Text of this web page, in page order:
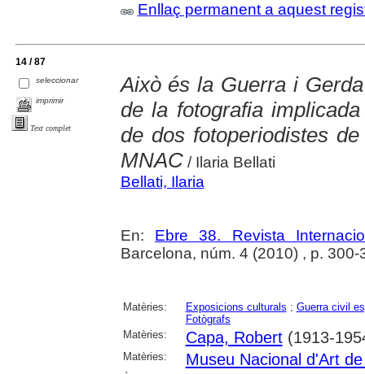
Enllaç permanent a aquest
14 / 87
seleccionar
imprimir
Text complet
Això és la Guerra i
de la fotografia
de dos fotoperiodistes
MNAC/ Ilaria Bellati
Bellati, Ilaria
En: Ebre 38. Revista
Barcelona, núm. 4 (2010) , p. 300-
Matèries: Exposicions culturals ; Guerra civil
Fotògrafs
Matèries:
Capa, Robert(1913-
Matèries: Museu Nacional d'Art